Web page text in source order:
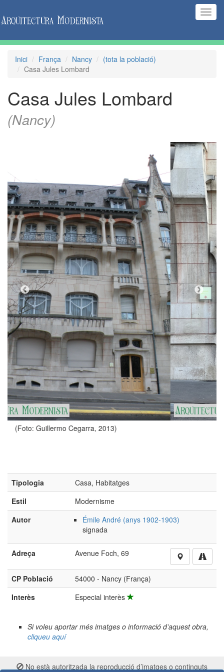
Inici França Nancy
(tota la població)
Casa Jules Lombard
Casa Jules Lombard
(Nancy)
(Foto: Chabe01, 2022)
Tipologia
Casa, Habitatges
Estil
Modernisme
Autor
Émile André (anys 1902-1903)
signada
Adreça Avenue Foch, 69
CP Població
54000 - Nancy (França)
Interès
Especial interès
Si voleu aportar més imatges o informació d’aquest obra,
cliqueu aquí
No està autoritzada la reproducció d’imatges o continguts